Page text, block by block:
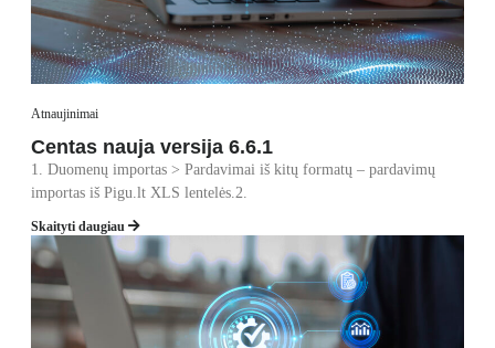
Atnaujinimai
Centas nauja versija 6.6.1
1. Duomenų importas > Pardavimai iš kitų formatų – pardavimų
importas iš Pigu.lt XLS lentelės.2.
Skaityti daugiau